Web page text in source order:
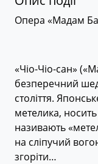
Опера «Мадам
«Чіо-Чіо-сан»
безперечний
століття.
метелика,
називають
на сліпучий
згоріти…